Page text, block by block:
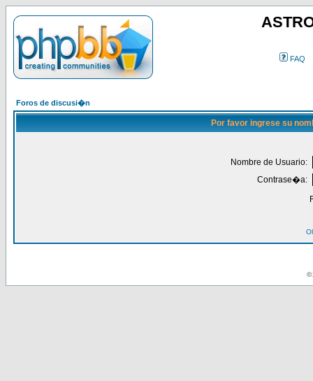
FAQ
Foros de discusi�n
Por favor ingrese su
Nombre de Usuario:
Contrase�a:
©